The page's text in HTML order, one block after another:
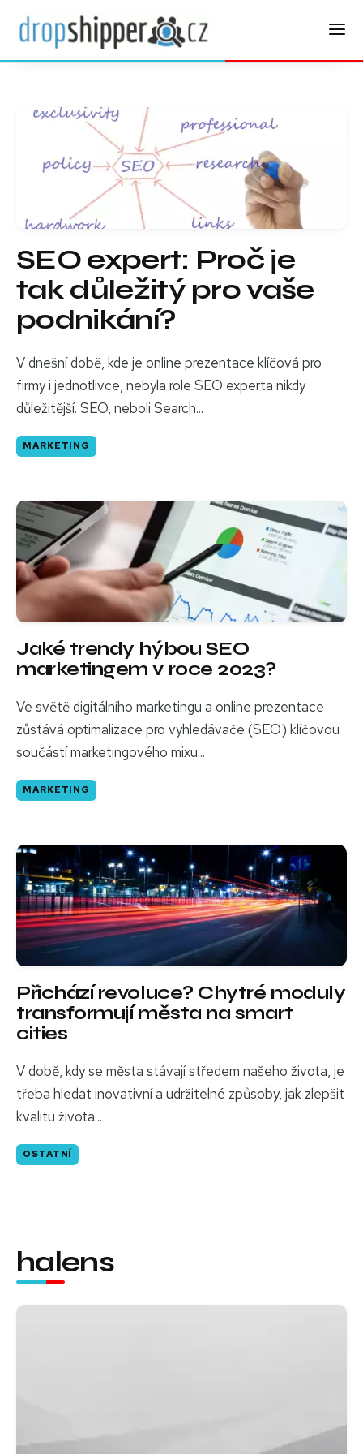
SEO expert: Proč je
tak důležitý pro vaše
podnikání?
V dnešní době, kde je online prezentace klíčová pro
firmy i jednotlivce, nebyla role SEO experta nikdy
důležitější. SEO, neboli Search...
MARKETING
Jaké trendy hýbou SEO
marketingem v roce 2023?
Ve světě digitálního marketingu a online prezentace
zůstává optimalizace pro vyhledávače (SEO) klíčovou
součástí marketingového mixu...
MARKETING
Přichází revoluce? Chytré moduly
transformují města na smart
cities
V době, kdy se města stávají středem našeho života, je
třeba hledat inovativní a udržitelné způsoby, jak zlepšit
kvalitu života...
OSTATNÍ
halens